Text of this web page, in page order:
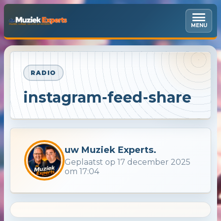
MENU
RADIO
instagram-feed-share
uw Muziek Experts.
Geplaatst op 17 december 2025
om 17:04